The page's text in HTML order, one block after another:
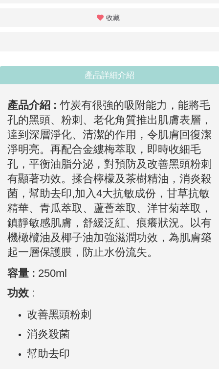
收藏
產品詳細介紹
產品介紹 : 竹炭有很強的吸附能力，能將毛
孔的黑頭、粉刺、老化角質推出肌膚表層，
達到深層淨化、清潔的作用，令肌膚回復潔
淨明亮。 再配合金縷梅萃取，即時收細毛
孔，平衡油脂分泌，對預防及改善黑頭粉刺
有顯著功效。 揉合檸檬及茶樹精油，消炎殺
菌，幫助去印,加入4大抗敏成份，甘草抗敏
精華、青瓜萃取、蘆薈萃取、洋甘菊萃取，
鎮靜敏感肌膚，舒緩泛紅、痕癢狀況。 以有
機橄欖油及椰子油加強滋潤功效，為肌膚築
起一層保護膜，防止水份流失。
容量 : 250ml
功效 :
改善黑頭粉刺
消炎殺菌
幫助去印